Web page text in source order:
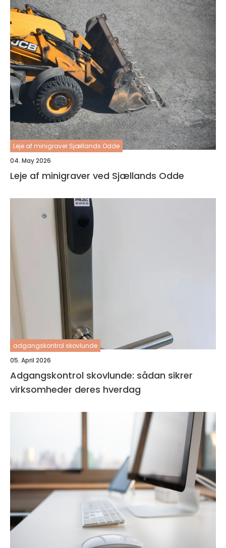
Leje af minigraver Sjællands Odde
04. May 2026
Leje af minigraver ved Sjællands Odde
adgangskontrol skovlunde
05. April 2026
Adgangskontrol skovlunde: sådan sikrer
virksomheder deres hverdag